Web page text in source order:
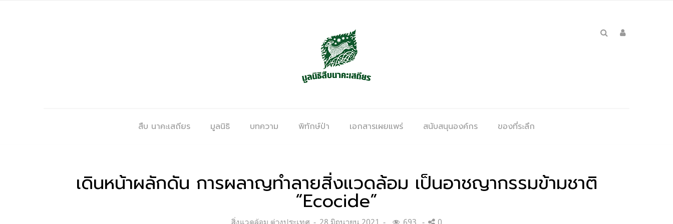
สืบ นาคะเสถียร มูลนิธิ บทความ พิทักษ์ป่า เอกสารเผยแพร่ สนับสนุนองค์กร ของที่ระลึก
เดินหน้าผลักดัน การผลาญทำลายสิ่งแวดล้อม เป็นอาชญากรรมข้ามชาติ
“Ecocide”
Categories:
สิ่งแวดล้อม ต่างประเทศ Posted
28 มิถุนายน 2021 693 0